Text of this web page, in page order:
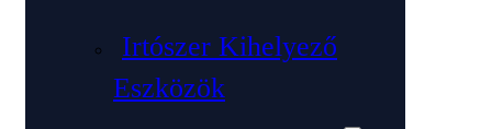
Irtószer Kihelyező
Eszközök